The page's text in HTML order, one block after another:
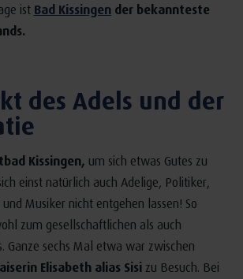
ist Bad Kissingender bekannteste
des Adels und der
Kissingen, um sich etwas Gutes zu
einst natürlich auch Adelige, Politiker,
Musiker nicht entgehen lassen! So
zum gesellschaftlichen als auch
Ganze sechs Mal etwa war zwischen
Elisabeth alias Sisizu Besuch. Bei